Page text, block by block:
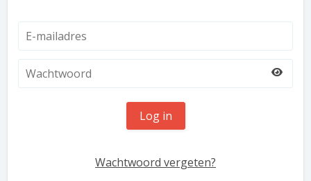
Log in
Wachtwoord vergeten?